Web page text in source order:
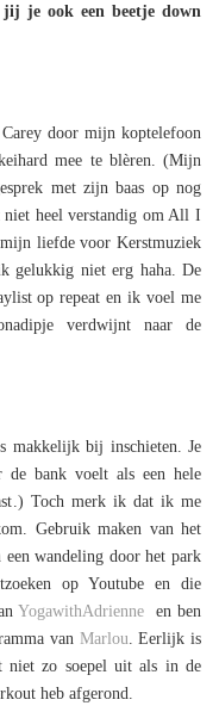
je ook een beetje down
door mijn koptelefoon
mee te blèren. (Mijn
met zijn baas op nog
niet heel verstandig om All I
liefde voor Kerstmuziek
gelukkig niet erg haha. De
op repeat en ik voel me
verdwijnt naar de
makkelijk bij inschieten. Je
de bank voelt als een hele
Toch merk ik dat ik me
Gebruik maken van het
wandeling door het park
op Youtube en die
YogawithAdrienne
en ben
van Marlou . Eerlijk is
niet zo soepel uit als in de
heb afgerond.